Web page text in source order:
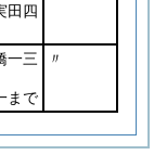
田四
一三
まで
〃